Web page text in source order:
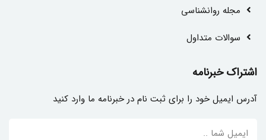
مجله روانشناسی
سوالات متداول
اشتراک خبرنامه
آدرس ایمیل خود را برای ثبت نام در خبرنامه ما وارد کنید